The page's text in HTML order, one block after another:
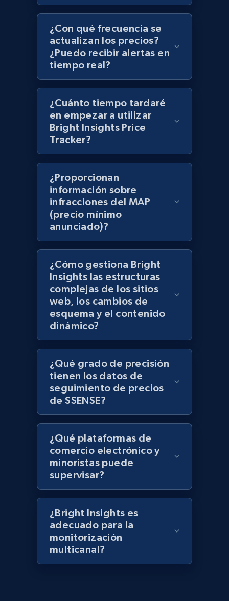
Best Buy products
URL, Product id, Title, Images, Final price,
Currency, Discount, Initial price, and more.
1.1K+ 149+ Comenzar ahora
Best Buy products - Collect data on
products using specified keywords
Currency, Discount, Initial price, and more.
1.1K+
URL, Title, Rating, Reviews, Initial price, Final
price, Currency, Stock, and more.
991+ 165+ Comenzar ahora
Lazada - Products - Discover products by
keyword
URL, Title, Rating, Reviews, Initial price, Final
price, Currency, Stock, and more.
Lazada - Products - Discover products by
URL, Title, Rating, Reviews, Initial price, Final
price, Currency, Stock, and more.
991+ 165+
¿Con qué frecuencia se
actualizan los precios?
¿Puedo recibir alertas en
tiempo real?
¿Cuánto tiempo tardaré
en empezar a utilizar
Bright Insights Price
Tracker?
¿Proporcionan
información sobre
infracciones del MAP
(precio mínimo
anunciado)?
¿Cómo gestiona Bright
Insights las estructuras
complejas de los sitios
web, los cambios de
esquema y el contenido
dinámico?
¿Qué grado de precisión
tienen los datos de
seguimiento de precios
de SSENSE?
¿Qué plataformas de
comercio electrónico y
minoristas puede
supervisar?
¿Bright Insights es
adecuado para la
monitorización
multicanal?